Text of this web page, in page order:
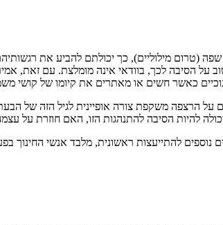
(טרום מילוליים), כך יכולתם להביע את
על הסיבה לכך, בוודאי אינה מומלצת. עם זאת,
כאשר חשים או מאתרים את קיומו של קושי
על הרצפה משקפת צורה אופיינית לגיל הזה של
להיות הסיבה להתנהגות הזו, האם חוזרת על
להתייעצות ראשונית, מלבד אנשי החינוך